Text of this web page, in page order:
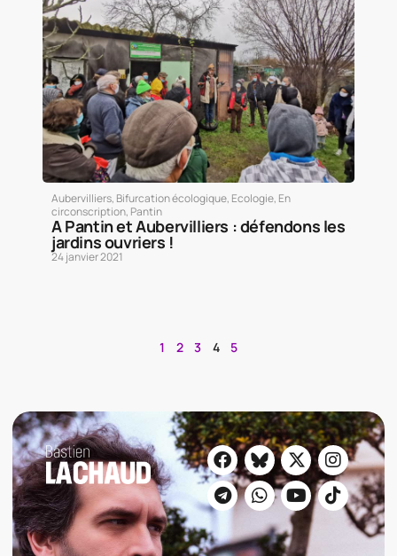
Aubervilliers, Bifurcation écologique, Ecologie, En
circonscription, Pantin
A Pantin et Aubervilliers : défendons les
jardins ouvriers !
24 janvier 2021
1 2 3 4 5